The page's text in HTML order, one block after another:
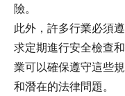
險。
此外，許多行業必須
求定期進行安全檢查
業可以確保遵守這些
和潛在的法律問題。